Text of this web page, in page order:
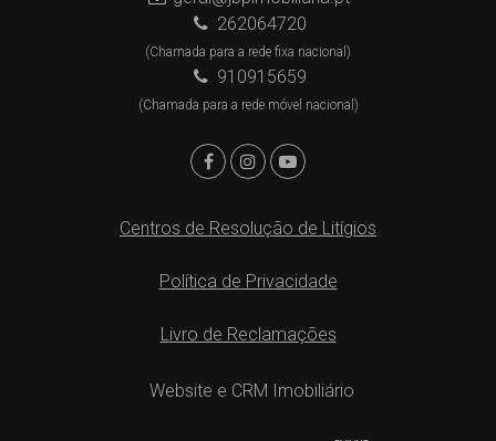
262064720
(Chamada para a rede fixa nacional)
910915659
(Chamada para a rede móvel nacional)
Centros de Resolução de Litígios
Política de Privacidade
Livro de Reclamações
Website e CRM Imobiliário